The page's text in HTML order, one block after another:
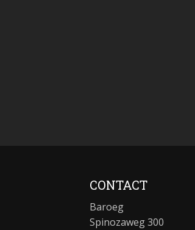
CONTACT
Baroeg
Spinozaweg 300